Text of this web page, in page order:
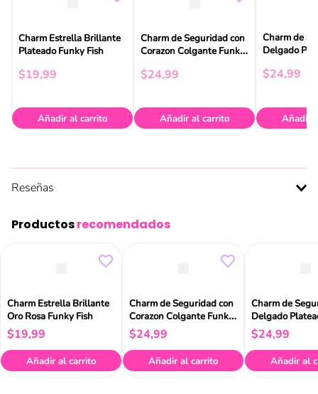
Charm Estrella Brillante
Plateado Funky Fish
$19,99
Añadir al carrito
Charm de Seguridad con
Corazon Colgante Funky
$24,99
Añadir al carrito
Charm de
Delgado
$24,99
Añadir
Reseñas
Productosrecomendados
Charm Estrella Brillante
Oro Rosa Funky Fish
$19,99
Añadir al carrito
Charm de Seguridad con
Corazon Colgante Funky
Fish
$24,99
Añadir al carrito
Charm de
Delgado
Fish
$24,99
Añadir al